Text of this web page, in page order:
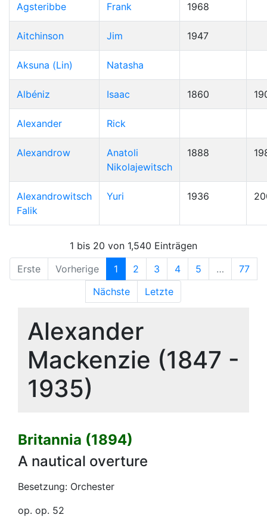
Agsteribbe Frank 1968
Aitchinson Jim 1947
Aksuna (Lin) Natasha
Albéniz Isaac 1860
Alexander Rick
Alexandrow
Anatoli
Nikolajewitsch
1888
Alexandrowitsch
Falik
Yuri 1936
1 bis 20 von 1,540 Einträgen
Erste
Vorherige 1 2 3 4 5 …
77
Nächste
Letzte
Alexander
Mackenzie (1847 -
1935)
Britannia (1894)
A nautical overture
Besetzung: Orchester
op. op. 52